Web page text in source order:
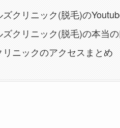
クリニック(脱毛)の
クリニック(脱毛)の本当
ニックのアクセスまとめ